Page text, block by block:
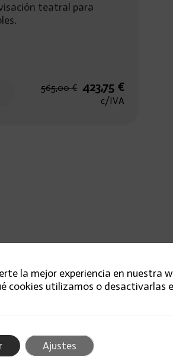
teatral para
565,00€
El
precio
423,75 €El
c/IVA
la mejor experiencia en nuestra
cookies utilizamos o desactivarlas
Ajustes